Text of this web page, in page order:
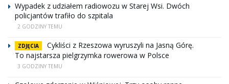
Wypadek z udziałem radiowozu w Starej Wsi. Dwóch
policjantów trafiło do szpitala
2 GODZINY TEMU
ZDJĘCIA
Cykliści z Rzeszowa wyruszyli na Jasną Górę.
To najstarsza pielgrzymka rowerowa w Polsce
3 GODZINY TEMU